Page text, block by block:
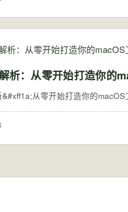
析：从零开始打造你的